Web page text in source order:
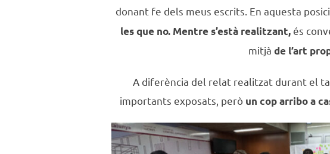
donant fe dels meus escrits. En aquesta
les que no. Mentre s’està realitzant, és
mitjà de l’art
A diferència del relat realitzat durant el
importants exposats, però un cop arribo a